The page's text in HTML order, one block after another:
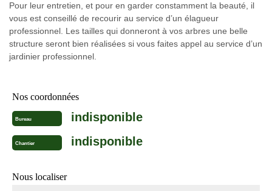
Pour leur entretien, et pour en garder constamment la beauté, il
vous est conseillé de recourir au service d’un élagueur
professionnel. Les tailles qui donneront à vos arbres une belle
structure seront bien réalisées si vous faites appel au service d’un
jardinier professionnel.
Nos coordonnées
Bureau indisponible
Chantier indisponible
Nous localiser